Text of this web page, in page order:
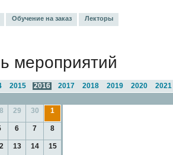
Обучение на заказ Лекторы
мероприятий
2021
2020
2019
2018
2017
2016
2015
29 30 1
6 7 8
13 14 15